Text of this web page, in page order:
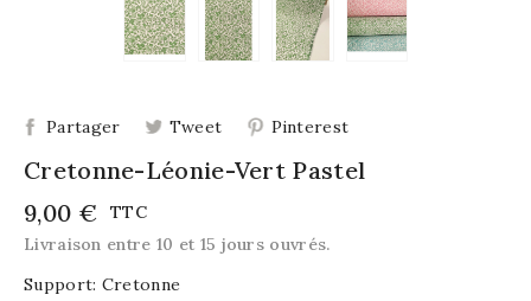
Partager Tweet Pinterest
Cretonne-Léonie-Vert Pastel
9,00 €
TTC
Livraison entre 10 et 15 jours ouvrés.
Support: Cretonne